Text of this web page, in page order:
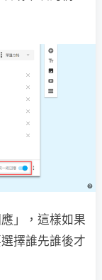
」，這樣如果
擇誰先誰後才